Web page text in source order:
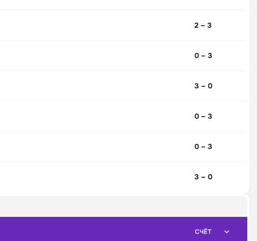
2 – 3
0 – 3
3 – 0
0 – 3
0 – 3
3 – 0
СЧЁТ